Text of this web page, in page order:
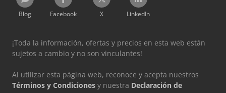
Blog Facebook X LinkedIn
¡Toda la información, ofertas y precios en esta web están
sujetos a cambio y no son vinculantes!
Al utilizar esta página web, reconoce y acepta nuestros
Términos y Condiciones y nuestra Declaración de